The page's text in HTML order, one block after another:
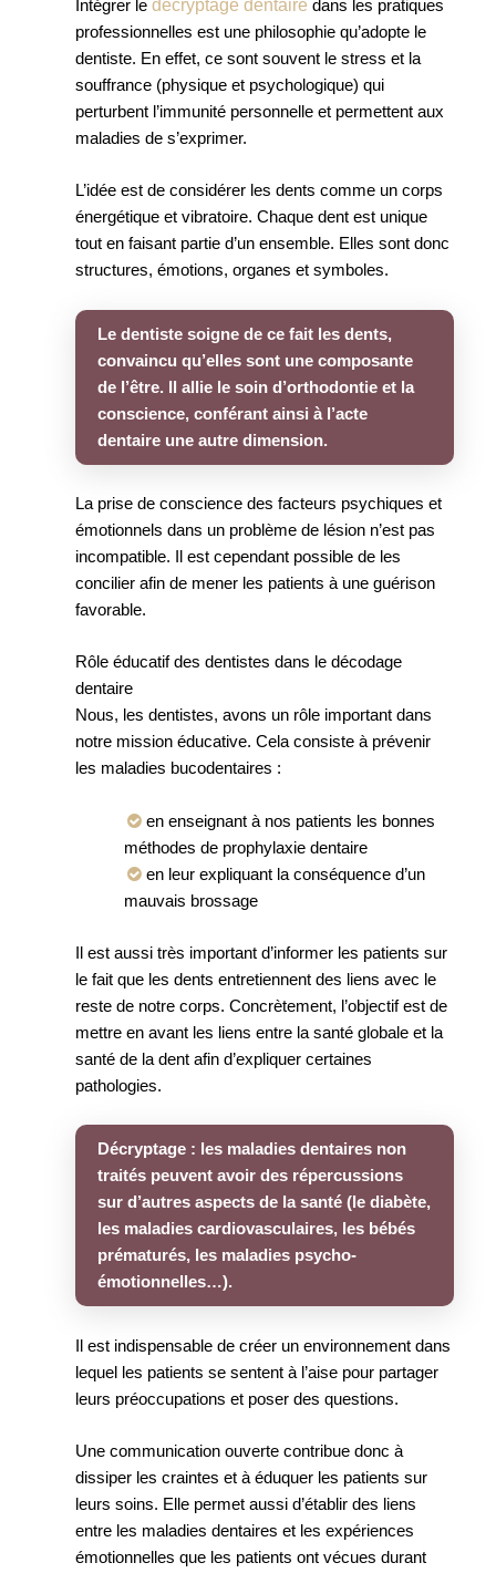
Intégrer le décryptage dentaire dans les pratiques
professionnelles est une philosophie qu’adopte le
dentiste. En effet, ce sont souvent le stress et la
souffrance (physique et psychologique) qui
perturbent l’immunité personnelle et permettent aux
maladies de s’exprimer.
L’idée est de considérer les dents comme un corps
énergétique et vibratoire. Chaque dent est unique
tout en faisant partie d’un ensemble. Elles sont donc
structures, émotions, organes et symboles.
Le dentiste soigne de ce fait les dents,
convaincu qu’elles sont une composante
de l’être. Il allie le soin d’orthodontie et la
conscience, conférant ainsi à l’acte
dentaire une autre dimension.
La prise de conscience des facteurs psychiques et
émotionnels dans un problème de lésion n’est pas
incompatible. Il est cependant possible de les
concilier afin de mener les patients à une guérison
favorable.
Rôle éducatif des dentistes dans le décodage
dentaire
Nous, les dentistes, avons un rôle important dans
notre mission éducative. Cela consiste à prévenir
les maladies bucodentaires :
en enseignant à nos patients les bonnes
méthodes de prophylaxie dentaire
en leur expliquant la conséquence d’un
mauvais brossage
Il est aussi très important d’informer les patients sur
le fait que les dents entretiennent des liens avec le
reste de notre corps. Concrètement, l’objectif est de
mettre en avant les liens entre la santé globale et la
santé de la dent afin d’expliquer certaines
pathologies.
Décryptage : les maladies dentaires non
traités peuvent avoir des répercussions
sur d’autres aspects de la santé (le diabète,
les maladies cardiovasculaires, les bébés
prématurés, les maladies psycho-
émotionnelles…).
Il est indispensable de créer un environnement dans
lequel les patients se sentent à l’aise pour partager
leurs préoccupations et poser des questions.
Une communication ouverte contribue donc à
dissiper les craintes et à éduquer les patients sur
leurs soins. Elle permet aussi d’établir des liens
entre les maladies dentaires et les expériences
émotionnelles que les patients ont vécues durant